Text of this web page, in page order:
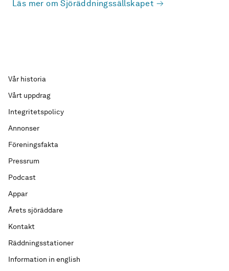
Läs mer om Sjöräddningssällskapet
Vår historia
Vårt uppdrag
Integritetspolicy
Annonser
Föreningsfakta
Pressrum
Podcast
Appar
Årets sjöräddare
Kontakt
Räddningsstationer
Information in english